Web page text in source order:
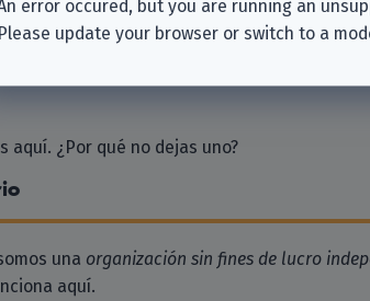
GmbH
aquí. ¿Por qué no dejas uno?
una organización sin fines de lucro
aquí.
error occured, but you are running an
Please update your browser or switch to a